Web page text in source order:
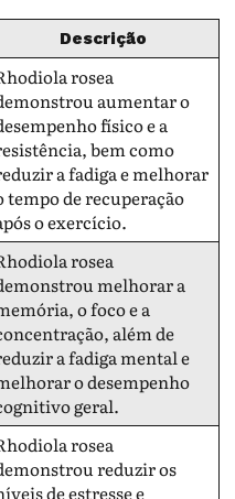
Descrição
rosea
aumentar o
físico e a
bem como
a fadiga e melhorar
tempo de recuperação
o exercício.
rosea
melhorar a
o foco e a
além de
a fadiga mental e
o desempenho
geral.
rosea
reduzir os
de estresse e